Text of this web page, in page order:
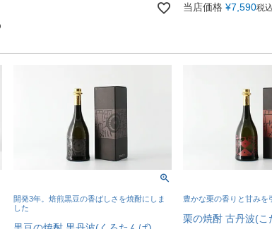
当店価格 ¥7,590税込
開発3年。焙煎黒豆の香ばしさを焼酎にしま
した
豊かな栗の香りと甘みを
栗の焼酎 古丹波(